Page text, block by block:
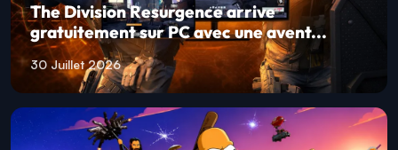
The Division Resurgence arrive
gratuitement sur PC avec une avent...
30 Juillet 2026